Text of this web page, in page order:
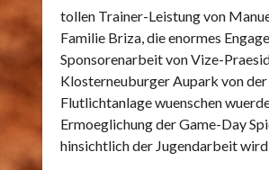
tollen Trainer-Leistung von
Familie Briza, die enormes
Sponsorenarbeit von Vize-
Klosterneuburger Aupark von
Flutlichtanlage wuenschen
Ermoeglichung der Game-Day
hinsichtlich der Jugendarbeit